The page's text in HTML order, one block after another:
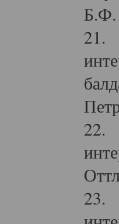
Б.Ф.
21.
22.
23.